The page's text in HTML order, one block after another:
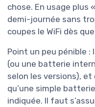
chose. En usage plus
demi-journée sans
coupes le WiFi dès
Point un peu pénible :
(ou une batterie
selon les versions), et
qu’une simple
indiquée. Il faut